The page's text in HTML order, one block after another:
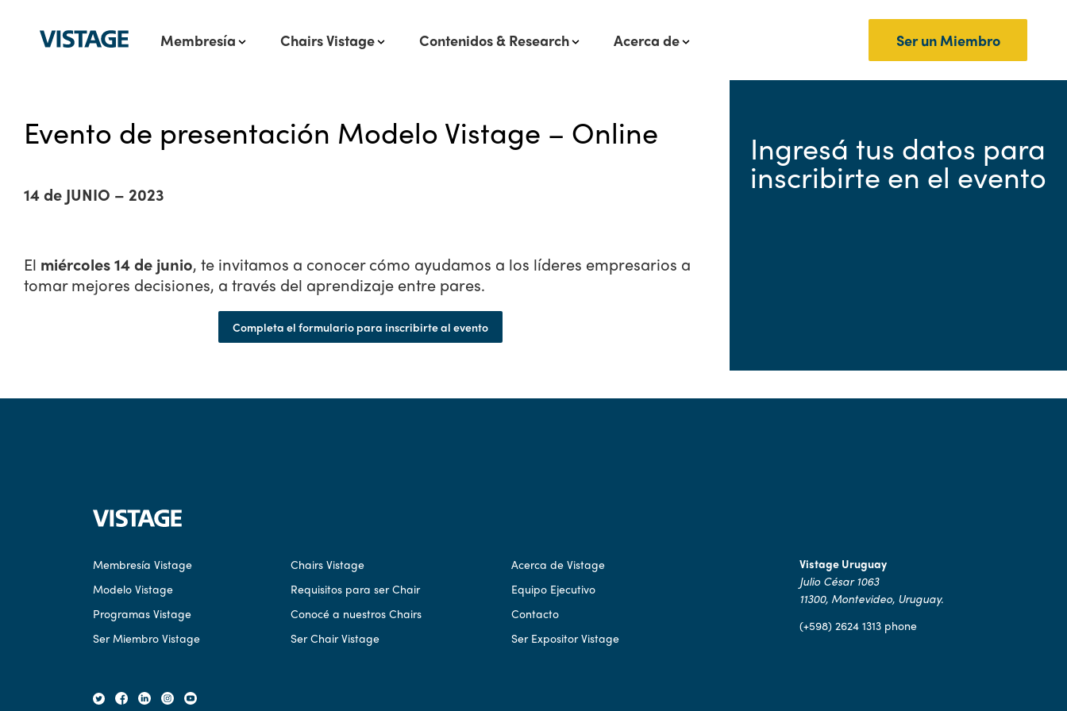
Membresía Chairs Vistage Contenidos & Research Acerca de Ser un Miembro
Evento de presentación Modelo Vistage – Online
14 de JUNIO – 2023
El miércoles 14 de junio, te invitamos a conocer cómo ayudamos a los líderes empresarios a
tomar mejores decisiones, a través del aprendizaje entre pares.
Completa el formulario para inscribirte al evento
Ingresá tus datos para
inscribirte en el evento
Membresía Vistage
Modelo Vistage
Programas Vistage
Ser Miembro Vistage
Chairs Vistage
Requisitos para ser Chair
Conocé a nuestros Chairs
Ser Chair Vistage
Acerca de Vistage
Equipo Ejecutivo
Contacto
Ser Expositor Vistage
Vistage Uruguay
Julio César 1063
11300, Montevideo, Uruguay.
(+598) 2624 1313 phone